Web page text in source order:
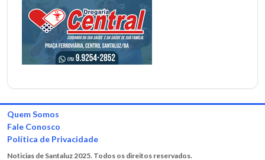
Quem Somos
Fale Conosco
Política de Privacidade
Noticias de Santaluz 2025. Todos os direitos reservados.